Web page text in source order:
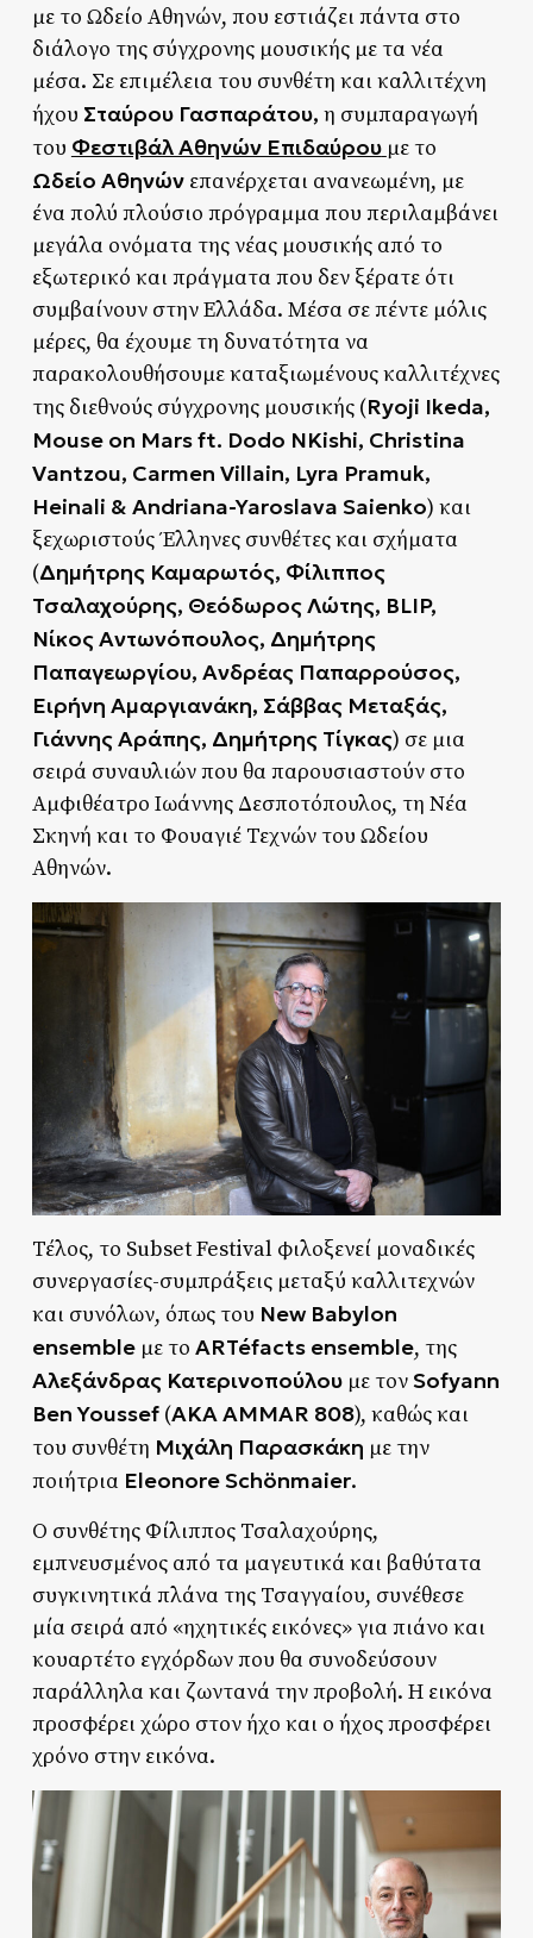
με το Ωδείο Αθηνών, που εστιάζει πάντα στο
διάλογο της σύγχρονης μουσικής με τα νέα
μέσα. Σε επιμέλεια του συνθέτη και καλλιτέχνη
ήχου Σταύρου Γασπαράτου, η συμπαραγωγή
του Φεστιβάλ Αθηνών Επιδαύρου με το
Ωδείο Αθηνών επανέρχεται ανανεωμένη, με
ένα πολύ πλούσιο πρόγραμμα που περιλαμβάνει
μεγάλα ονόματα της νέας μουσικής από το
εξωτερικό και πράγματα που δεν ξέρατε ότι
συμβαίνουν στην Ελλάδα. Μέσα σε πέντε μόλις
μέρες, θα έχουμε τη δυνατότητα να
παρακολουθήσουμε καταξιωμένους καλλιτέχνες
της διεθνούς σύγχρονης μουσικής (Ryoji Ikeda,
Mouse on Mars ft. Dodo NKishi, Christina
Vantzou, Carmen Villain, Lyra Pramuk,
Heinali & Andriana-Yaroslava Saienko) και
ξεχωριστούς Έλληνες συνθέτες και σχήματα
(Δημήτρης Καμαρωτός, Φίλιππος
Τσαλαχούρης, Θεόδωρος Λώτης, BLIP,
Νίκος Αντωνόπουλος, Δημήτρης
Παπαγεωργίου, Ανδρέας Παπαρρούσος,
Ειρήνη Αμαργιανάκη, Σάββας Μεταξάς,
Γιάννης Αράπης, Δημήτρης Τίγκας) σε μια
σειρά συναυλιών που θα παρουσιαστούν στο
Αμφιθέατρο Ιωάννης Δεσποτόπουλος, τη Νέα
Σκηνή και το Φουαγιέ Τεχνών του Ωδείου
Αθηνών.
Τέλος, το Subset Festival φιλοξενεί μοναδικές
συνεργασίες-συμπράξεις μεταξύ καλλιτεχνών
και συνόλων, όπως του New Babylon
ensembleμε το ARTéfacts ensemble, της
Αλεξάνδρας Κατερινοπούλουμε τονSofyann
Ben Youssef(AKA AMMAR 808), καθώς και
του συνθέτη Μιχάλη Παρασκάκη με την
ποιήτρια Eleonore Schönmaier.
Ο συνθέτης Φίλιππος Τσαλαχούρης,
εμπνευσμένος από τα μαγευτικά και βαθύτατα
συγκινητικά πλάνα της Τσαγγαίου, συνέθεσε
μία σειρά από «ηχητικές εικόνες» για πιάνο και
κουαρτέτο εγχόρδων που θα συνοδεύσουν
παράλληλα και ζωντανά την προβολή. Η εικόνα
προσφέρει χώρο στον ήχο και ο ήχος προσφέρει
χρόνο στην εικόνα.